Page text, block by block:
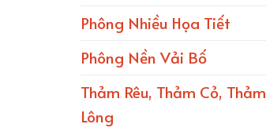
Phông Nhiều Họa Tiết
Phông Nền Vải Bố
Thảm Rêu, Thảm Cỏ, Thảm
Lông